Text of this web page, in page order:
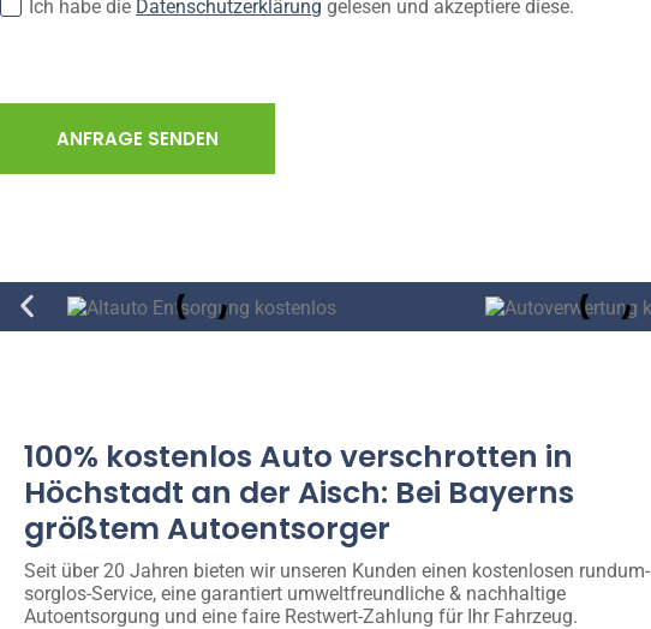
Ich habe die Datenschutzerklärung gelesen und akzeptiere diese.
ANFRAGE SENDEN
100% kostenlos Auto verschrotten in
Höchstadt an der Aisch: Bei Bayerns
größtem Autoentsorger
Seit über 20 Jahren bieten wir unseren Kunden einen kostenlosen rundum-
sorglos-Service, eine garantiert umweltfreundliche & nachhaltige
Autoentsorgung und eine faire Restwert-Zahlung für Ihr Fahrzeug.